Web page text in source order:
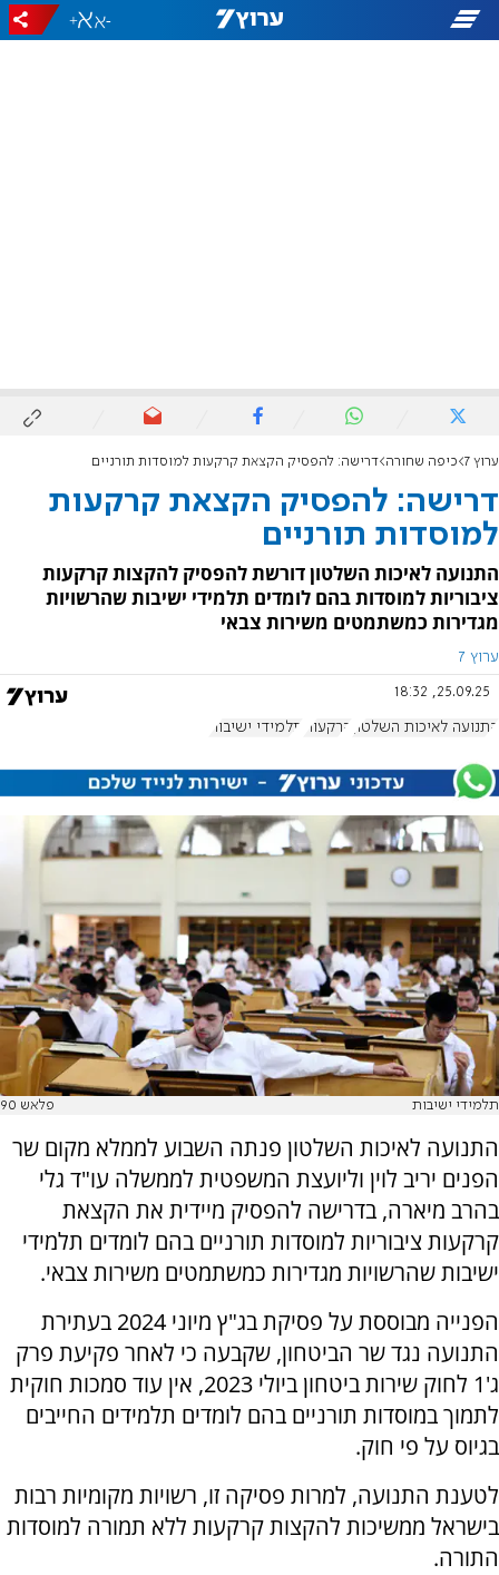
-
+
ערוץ 7 כיפה שחורה דרישה: להפסיק הקצאת קרקעות למוסדות תורניים
דרישה: להפסיק הקצאת קרקעות
למוסדות תורניים
התנועה לאיכות השלטון דורשת להפסיק להקצות קרקעות
ציבוריות למוסדות בהם לומדים תלמידי ישיבות שהרשויות
מגדירות כמשתמטים משירות צבאי
ערוץ 7
25.09.25, 18:32
התנועה לאיכות השלטון קרקעות תלמידי ישיבות
תלמידי ישיבות פלאש 90
התנועה לאיכות השלטון פנתה השבוע לממלא מקום שר
הפנים יריב לוין וליועצת המשפטית לממשלה עו"ד גלי
בהרב מיארה, בדרישה להפסיק מיידית את הקצאת
קרקעות ציבוריות למוסדות תורניים בהם לומדים תלמידי
ישיבות שהרשויות מגדירות כמשתמטים משירות צבאי.
הפנייה מבוססת על פסיקת בג"ץ מיוני 2024 בעתירת
התנועה נגד שר הביטחון, שקבעה כי לאחר פקיעת פרק
ג'1 לחוק שירות ביטחון ביולי 2023, אין עוד סמכות חוקית
לתמוך במוסדות תורניים בהם לומדים תלמידים החייבים
בגיוס על פי חוק.
לטענת התנועה, למרות פסיקה זו, רשויות מקומיות רבות
בישראל ממשיכות להקצות קרקעות ללא תמורה למוסדות
התורה.